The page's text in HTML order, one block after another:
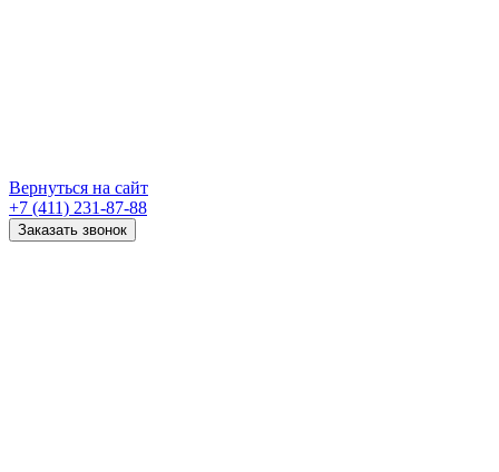
Вернуться на сайт
+7 (411) 231-87-88
Заказать звонок